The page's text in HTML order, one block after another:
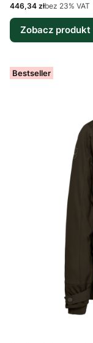
Cena netto
446,34 złbez 23% VAT
Zobacz produkt
Bestseller